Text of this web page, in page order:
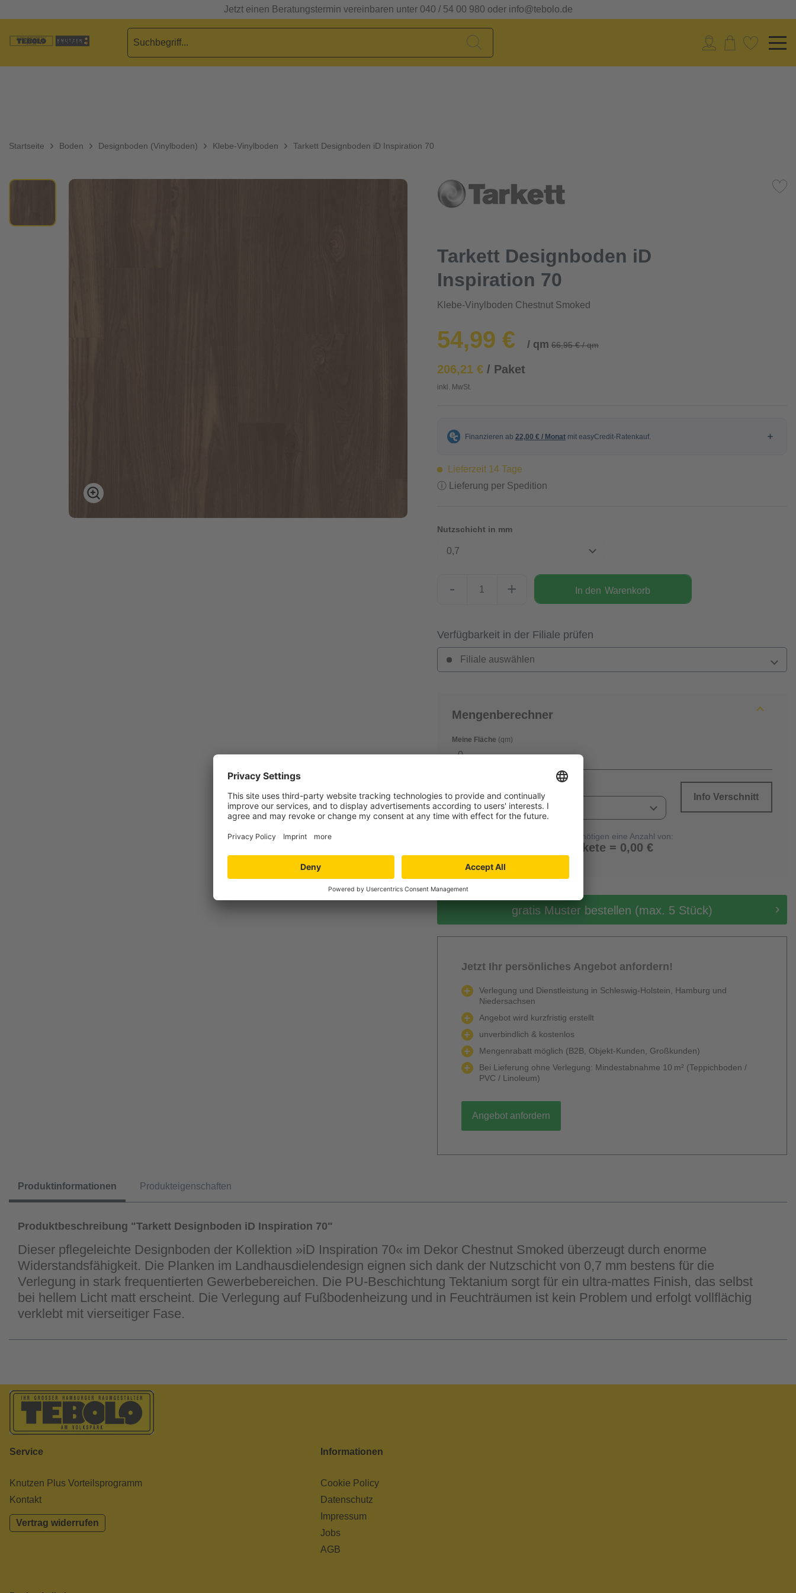
Jetzt einen Beratungstermin vereinbaren unter 040 / 54 00 980 oder info@tebolo.de
Startseite Boden Designboden (Vinylboden) Klebe-Vinylboden Tarkett Designboden iD Inspiration 70
Tarkett Designboden iD
Inspiration 70
Klebe-Vinylboden Chestnut Smoked
54,99 € / qm 66,95 € / qm
206,21 €/ Paket
inkl. MwSt.
Lieferzeit 14 Tage
ⓘ Lieferung per Spedition
Nutzschicht in mm
0,7
- + In den Warenkorb
Verfügbarkeit in der Filiale prüfen
Filiale auswählen
Mengenberechner
Meine Fläche (qm)
0
Info Verschnitt
Sie benötigen eine Anzahl von:
0 Pakete = 0,00 €
gratis Muster bestellen (max. 5 Stück)
Jetzt Ihr persönliches Angebot anfordern!
Verlegung und Dienstleistung in Schleswig-Holstein, Hamburg und
Niedersachsen
Angebot wird kurzfristig erstellt
unverbindlich & kostenlos
Mengenrabatt möglich (B2B, Objekt-Kunden, Großkunden)
Bei Lieferung ohne Verlegung: Mindestabnahme 10 m² (Teppichboden /
PVC / Linoleum)
Angebot anfordern
Produktinformationen Produkteigenschaften
Produktbeschreibung "Tarkett Designboden iD Inspiration 70"
Dieser pflegeleichte Designboden der Kollektion »iD Inspiration 70« im Dekor Chestnut Smoked überzeugt durch enorme
Widerstandsfähigkeit. Die Planken im Landhausdielendesign eignen sich dank der Nutzschicht von 0,7 mm bestens für die
Verlegung in stark frequentierten Gewerbebereichen. Die PU-Beschichtung Tektanium sorgt für ein ultra-mattes Finish, das selbst
bei hellem Licht matt erscheint. Die Verlegung auf Fußbodenheizung und in Feuchträumen ist kein Problem und erfolgt vollflächig
verklebt mit vierseitiger Fase.
Service
Knutzen Plus Vorteilsprogramm
Kontakt
Vertrag widerrufen
Informationen
Cookie Policy
Datenschutz
Impressum
Jobs
AGB